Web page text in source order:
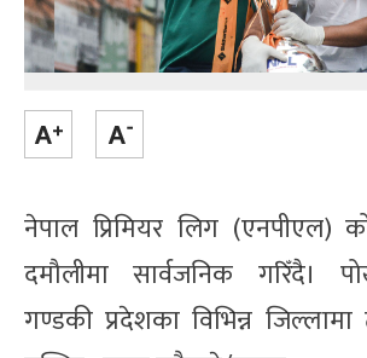
नेपाल प्रिमियर लिग (एनपीएल)
दमौलीमा सार्वजनिक गरिँदै।
गण्डकी प्रदेशका विभिन्न जिल्लामा